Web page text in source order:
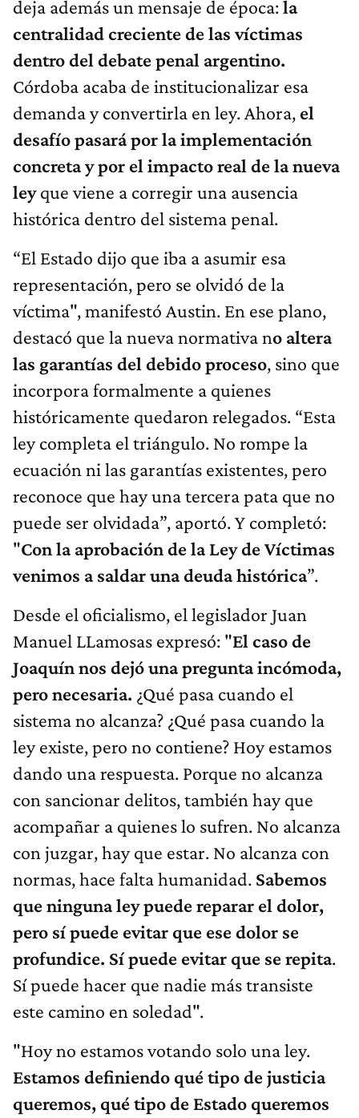
deja además un mensaje de época:la
centralidad creciente de las víctimas
dentro del debate penal argentino.
Córdoba acaba de institucionalizar esa
demanda y convertirla en ley. Ahora, el
desafío pasará por la implementación
concreta y por el impacto real de la nueva
leyque viene a corregir una ausencia
histórica dentro del sistema penal.
“El Estado dijo que iba a asumir esa
representación, pero se olvidó de la
víctima", manifestó Austin. En ese plano,
destacó que la nueva normativa no altera
las garantías del debido proceso, sino que
incorpora formalmente a quienes
históricamente quedaron relegados. “Esta
ley completa el triángulo. No rompe la
ecuación ni las garantías existentes, pero
reconoce que hay una tercera pata que no
puede ser olvidada”, aportó. Y completó:
"Con la aprobación de la Ley de Víctimas
venimos a saldar una deuda histórica”.
Desde el oficialismo, el legislador Juan
Manuel LLamosas expresó: "El caso de
Joaquín nos dejó una pregunta incómoda,
pero necesaria. ¿Qué pasa cuando el
sistema no alcanza? ¿Qué pasa cuando la
ley existe, pero no contiene? Hoy estamos
dando una respuesta. Porque no alcanza
con sancionar delitos, también hay que
acompañar a quienes lo sufren. No alcanza
con juzgar, hay que estar. No alcanza con
normas, hace falta humanidad. Sabemos
que ninguna ley puede reparar el dolor,
pero sí puede evitar que ese dolor se
profundice. Sí puede evitar que se repita.
Sí puede hacer que nadie más transiste
este camino en soledad".
"Hoy no estamos votando solo una ley.
Estamos definiendo qué tipo de justicia
queremos, qué tipo de Estado queremos